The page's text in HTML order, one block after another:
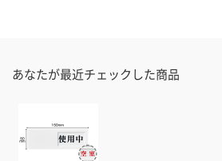
あなたが最近チェックした商品